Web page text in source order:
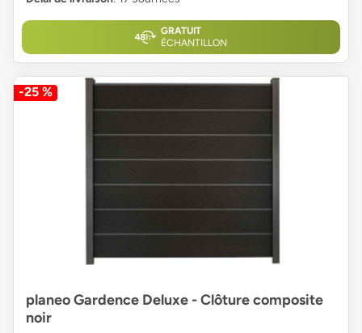
GRATUIT
ÉCHANTILLON
-25 %
planeo Gardence Deluxe - Clôture composite
noir